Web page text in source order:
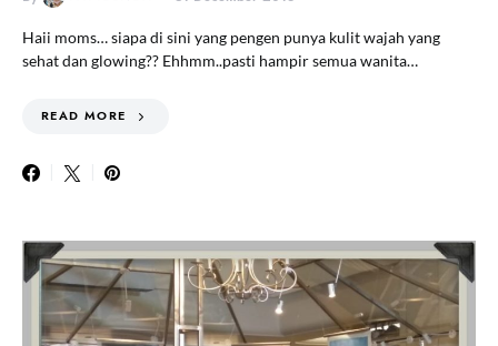
Haii moms… siapa di sini yang pengen punya kulit wajah yang
sehat dan glowing?? Ehhmm..pasti hampir semua wanita…
READ MORE